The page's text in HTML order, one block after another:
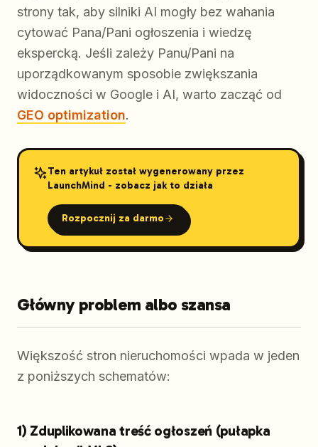
strony tak, aby silniki AI mogły bez wahania
cytować Pana/Pani ogłoszenia i wiedzę
ekspercką. Jeśli zależy Panu/Pani na
uporządkowanym sposobie zwiększania
widoczności w Google i AI, warto zacząć od
GEO optimization.
Ten artykuł został wygenerowany przez
LaunchMind - zobacz jak to działa
Rozpocznij za darmo
Główny problem albo szansa
Większość stron nieruchomości wpada w jeden
z poniższych schematów:
1) Zduplikowana treść ogłoszeń (pułapka